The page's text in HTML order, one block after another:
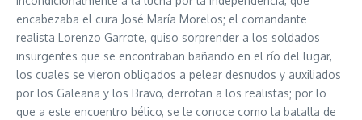
encabezaba el cura José María Morelos; el comandante
realista Lorenzo Garrote, quiso sorprender a los soldados
insurgentes que se encontraban bañando en el río del lugar,
los cuales se vieron obligados a pelear desnudos y auxiliados
por los Galeana y los Bravo, derrotan a los realistas; por lo
que a este encuentro bélico, se le conoce como la batalla de